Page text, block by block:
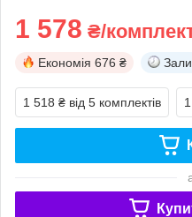
1 578 ₴/
Економія 676 ₴
1 518 ₴ від 5 комплектів